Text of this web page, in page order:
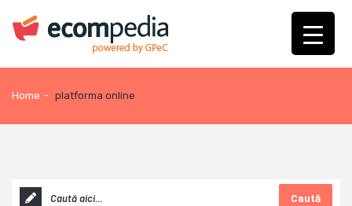
Home - platforma online
Caută